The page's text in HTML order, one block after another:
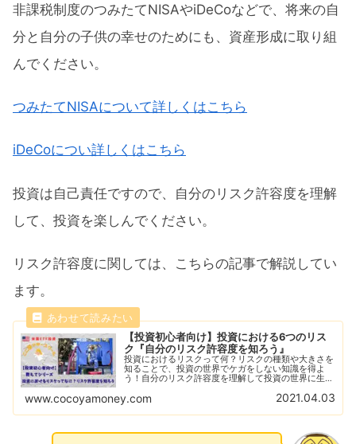
非課税制度のつみたてNISAやiDeCoなどで、将来の自
分と自分の子供の幸せのためにも、資産形成に取り組
んでください。
つみたてNISAについて詳しくはこちら
iDeCoについ詳しくはこちら
投資は自己責任ですので、自分のリスク許容度を理解
して、投資を楽しんでください。
リスク許容度に関しては、こちらの記事で解説してい
ます。
【投資初心者向け】投資における6つのリス
ク『自分のリスク許容度を知ろう』
投資におけるリスクって何？リスクの種類や大きさを
知ることで、投資の世界でケガをしない知識を得よ
う！自分のリスク許容度を理解して投資の世界に生き
クで投資できていますか？
www.cocoyamoney.com 2021.04.03